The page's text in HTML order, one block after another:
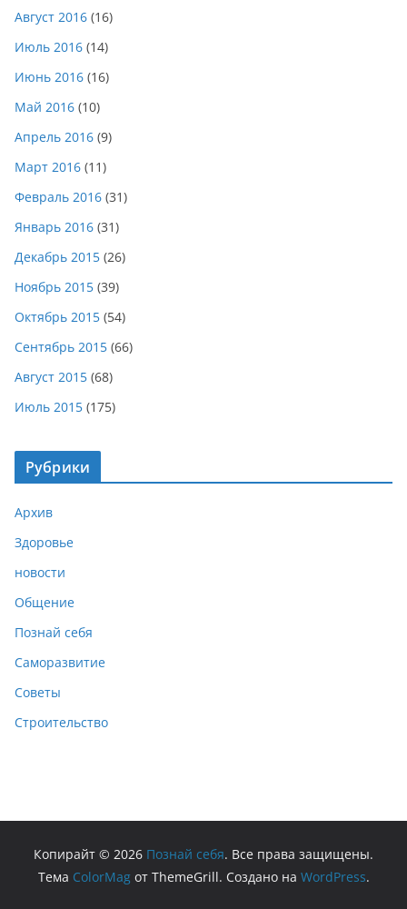
Август 2016 (16)
Июль 2016 (14)
Июнь 2016 (16)
Май 2016 (10)
Апрель 2016 (9)
Март 2016 (11)
Февраль 2016 (31)
Январь 2016 (31)
Декабрь 2015 (26)
Ноябрь 2015 (39)
Октябрь 2015 (54)
Сентябрь 2015 (66)
Август 2015 (68)
Июль 2015 (175)
Рубрики
Архив
Здоровье
новости
Общение
Познай себя
Саморазвитие
Советы
Строительство
Копирайт © 2026 Познай себя. Все права защищены.
Тема ColorMagот ThemeGrill. Создано на WordPress.